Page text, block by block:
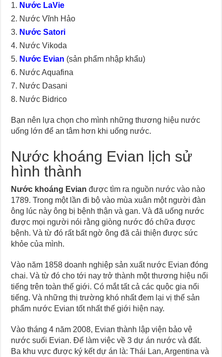
Nước LaVie
Nước Vĩnh Hảo
Nước Satori
Nước Vikoda
Nước Evian (sản phẩm nhập khẩu)
Nước Aquafina
Nước Dasani
Nước Bidrico
Bạn nên lựa chọn cho mình những thương hiệu nước
uống lớn để an tâm hơn khi uống nước.
Nước khoáng Evian lịch sử
hình thành
Nước khoáng Evian được tìm ra nguồn nước vào nào
1789. Trong một lần đi bộ vào mùa xuân một người đàn
ông lúc này ông bị bệnh thận và gan. Và đã uống nước
được mọi người nói rằng giòng nước đó chữa được
bệnh. Và từ đó rất bất ngờ ông đã cải thiện được sức
khỏe của mình.
Vào năm 1858 doanh nghiệp sản xuất nước Evian đóng
chai. Và từ đó cho tới nay trở thành một thương hiệu nổi
tiếng trên toàn thế giới. Có mắt tất cả các quộc gia nổi
tiếng. Và những thị trường khó nhất đem lại vị thế sản
phẩm nước Evian tốt nhất thế giới hiện nay.
Vào tháng 4 năm 2008, Evian thành lập viện bảo vệ
nước suối Evian. Để làm việc về 3 dự án nước và đất.
Ba khu vực được ký kết dự án là: Thái Lan, Argentina và